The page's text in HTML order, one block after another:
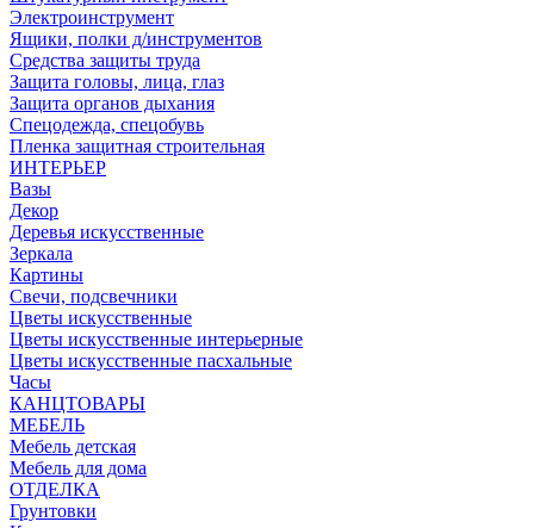
Электроинструмент
Ящики, полки д/инструментов
Средства защиты труда
Защита головы, лица, глаз
Защита органов дыхания
Спецодежда, спецобувь
Пленка защитная строительная
ИНТЕРЬЕР
Вазы
Декор
Деревья искусственные
Зеркала
Картины
Свечи, подсвечники
Цветы искусственные
Цветы искусственные интерьерные
Цветы искусственные пасхальные
Часы
КАНЦТОВАРЫ
МЕБЕЛЬ
Мебель детская
Мебель для дома
ОТДЕЛКА
Грунтовки